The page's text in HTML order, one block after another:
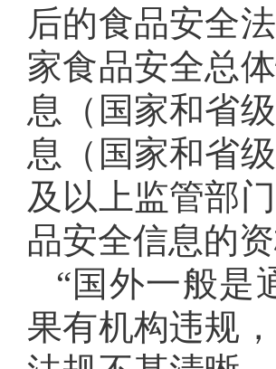
后的食品安全
家食品安全总
息（国家和省
息（国家和省
及以上监管部
品安全信息的
“国外一般是
果有机构违规